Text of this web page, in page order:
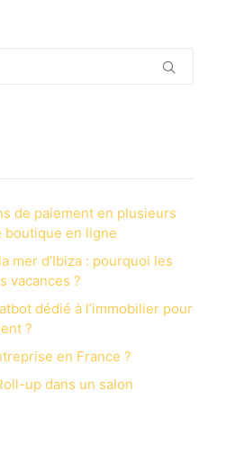
de paiement en plusieurs
en ligne
mer d’Ibiza : pourquoi les
vacances ?
dédié à l’immobilier pour
?
en France ?
up dans un salon